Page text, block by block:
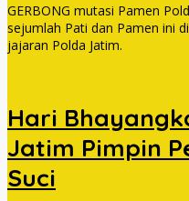
GERBONG mutasi Pamen
sejumlah Pati dan Pamen ini
jajaran Polda Jatim.
Hari
Jatim Pimpin
Suci